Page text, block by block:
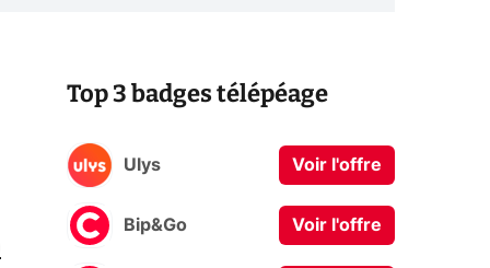
Top 3 badges télépéage
Ulys Voir l'offre
Bip&Go Voir l'offre